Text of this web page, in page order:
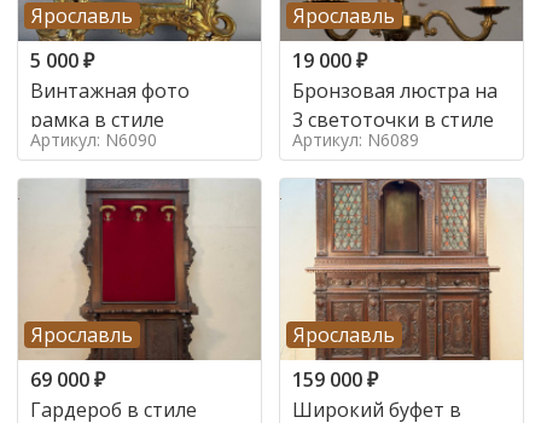
Ярославль
5 000₽
Винтажная фото
рамка в стиле
Артикул: N6090
Ярославль
19 000₽
Бронзовая люстра на
3 светоточки в стиле
Артикул: N6089
Ярославль
69 000₽
Гардероб в стиле
Ярославль
159 000₽
Широкий буфет в